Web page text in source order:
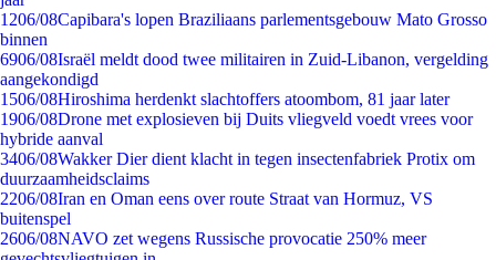
1206/08Capibara's lopen Braziliaans parlementsgebouw Mato Grosso
binnen
6906/08Israël meldt dood twee militairen in Zuid-Libanon, vergelding
aangekondigd
1506/08Hiroshima herdenkt slachtoffers atoombom, 81 jaar later
1906/08Drone met explosieven bij Duits vliegveld voedt vrees voor
hybride aanval
3406/08Wakker Dier dient klacht in tegen insectenfabriek Protix om
duurzaamheidsclaims
2206/08Iran en Oman eens over route Straat van Hormuz, VS
buitenspel
2606/08NAVO zet wegens Russische provocatie 250% meer